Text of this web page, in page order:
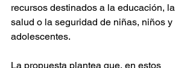
recursos destinados a la educación, la
salud o la seguridad de niñas, niños y
adolescentes.
La propuesta plantea que, en estos